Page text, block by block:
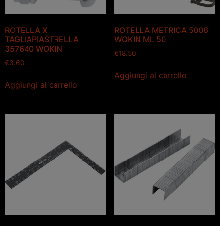
ROTELLA X
TAGLIAPIASTRELLA
357640 WOKIN
€3.60
Aggiungi al carrello
ROTELLA METRICA 5006
WOKIN ML 50
€18.50
Aggiungi al carrello